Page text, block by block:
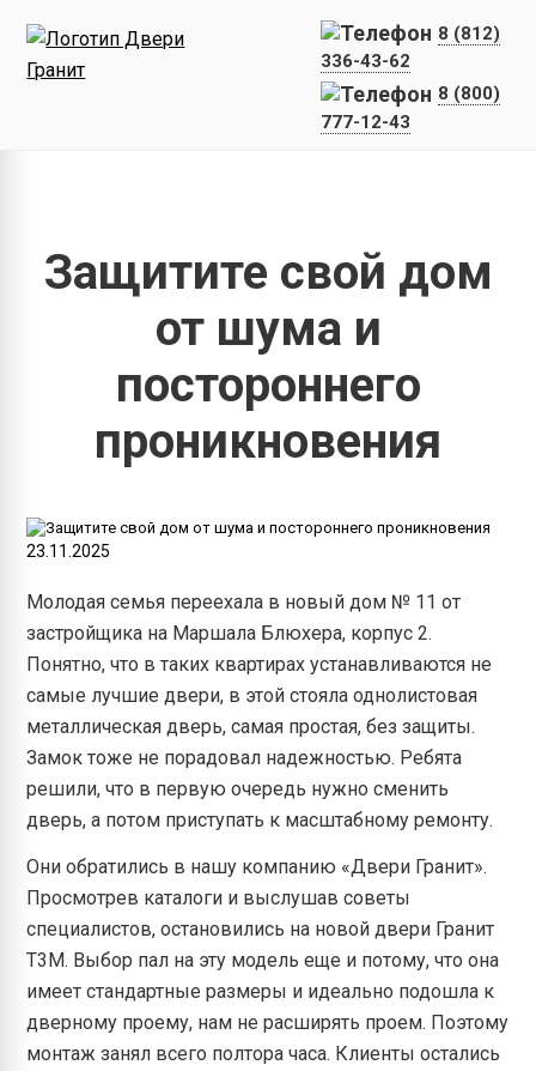
8 (812)
336-43-62
8 (800)
777-12-43
Защитите свой дом от шума и
Защитите свой дом
от шума и
постороннего
проникновения
23.11.2025
Молодая семья переехала в новый дом № 11 от
застройщика на Маршала Блюхера, корпус 2.
Понятно, что в таких квартирах устанавливаются не
самые лучшие двери, в этой стояла однолистовая
металлическая дверь, самая простая, без защиты.
Замок тоже не порадовал надежностью. Ребята
решили, что в первую очередь нужно сменить
дверь, а потом приступать к масштабному ремонту.
Они обратились в нашу компанию «Двери Гранит».
Просмотрев каталоги и выслушав советы
специалистов, остановились на новой двери Гранит
Т3М. Выбор пал на эту модель еще и потому, что она
имеет стандартные размеры и идеально подошла к
дверному проему, нам не расширять проем. Поэтому
монтаж занял всего полтора часа. Клиенты остались